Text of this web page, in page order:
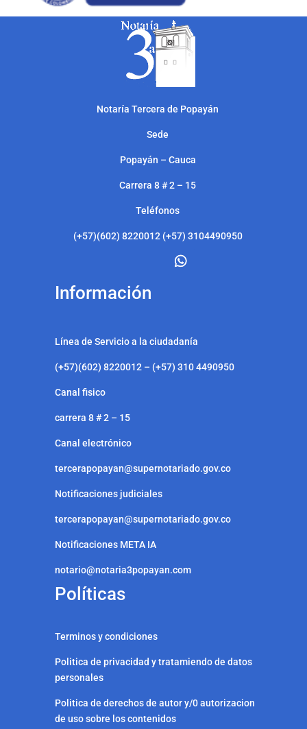
Notaría Tercera de Popayán
Sede
Popayán – Cauca
Carrera 8 # 2 – 15
Teléfonos
(+57)(602) 8220012 (+57) 3104490950
Información
Línea de Servicio a la ciudadanía
(+57)(602) 8220012 – (+57) 310 4490950
Canal fisico
carrera 8 # 2 – 15
Canal electrónico
tercerapopayan@supernotariado.gov.co
Notificaciones judiciales
tercerapopayan@supernotariado.gov.co
Notificaciones META IA
notario@notaria3popayan.com
Políticas
Terminos y condiciones
Politica de privacidad y tratamiendo de datos
personales
Politica de derechos de autor y/0 autorizacion
de uso sobre los contenidos